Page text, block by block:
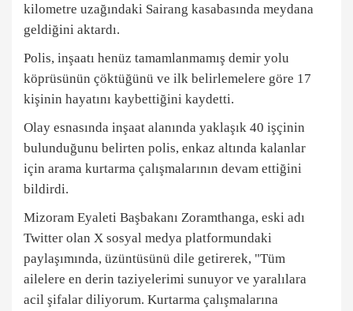
kilometre uzağındaki Sairang kasabasında meydana
geldiğini aktardı.
Polis, inşaatı henüz tamamlanmamış demir yolu
köprüsünün çöktüğünü ve ilk belirlemelere göre 17
kişinin hayatını kaybettiğini kaydetti.
Olay esnasında inşaat alanında yaklaşık 40 işçinin
bulunduğunu belirten polis, enkaz altında kalanlar
için arama kurtarma çalışmalarının devam ettiğini
bildirdi.
Mizoram Eyaleti Başbakanı Zoramthanga, eski adı
Twitter olan X sosyal medya platformundaki
paylaşımında, üzüntüsünü dile getirerek, "Tüm
ailelere en derin taziyelerimi sunuyor ve yaralılara
acil şifalar diliyorum. Kurtarma çalışmalarına